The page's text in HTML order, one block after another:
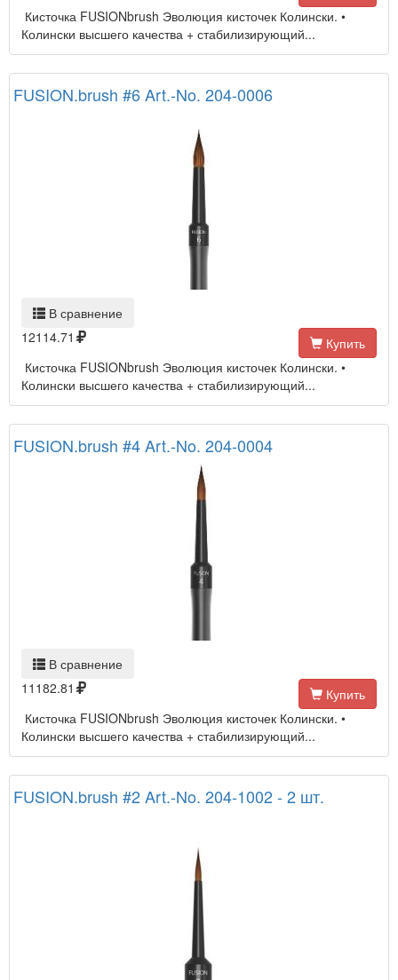
Кисточка FUSIONbrush Эволюция кисточек Колински. •
Колински высшего качества + стабилизирующий...
FUSION.brush #6 Art.-No. 204-0006
В сравнение
12114.71
Купить
Кисточка FUSIONbrush Эволюция кисточек Колински. •
Колински высшего качества + стабилизирующий...
FUSION.brush #4 Art.-No. 204-0004
В сравнение
11182.81
Купить
Кисточка FUSIONbrush Эволюция кисточек Колински. •
Колински высшего качества + стабилизирующий...
FUSION.brush #2 Art.-No. 204-1002 - 2 шт.